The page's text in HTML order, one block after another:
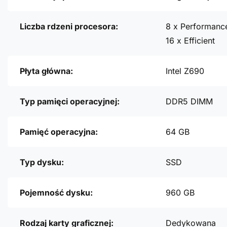
Liczba rdzeni procesora:
8 x
16 x Efficient
Płyta główna: Intel Z690
Typ pamięci operacyjnej: DDR5 DIMM
Pamięć operacyjna: 64 GB
Typ dysku: SSD
Pojemność dysku: 960 GB
Rodzaj karty graficznej: Dedykowana